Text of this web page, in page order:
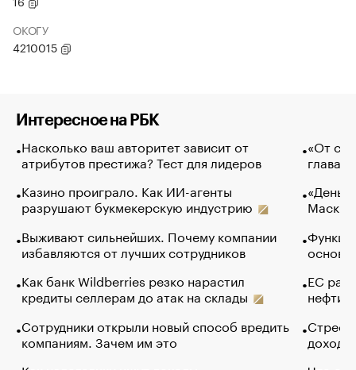
ОКОГУ
4210015
Интересное на РБК
Насколько ваш авторитет зависит от
атрибутов престижа? Тест для лидеров
Казино проиграло. Как ИИ-агенты
разрушают букмекерскую индустрию
Выживают сильнейших. Почему компании
избавляются от лучших сотрудников
Как банк Wildberries резко нарастил
кредиты селлерам до атак на склады
Сотрудники открыли новый способ вредить
компаниям. Зачем им это
«От
глава
Маск в
основ
ЕС
нефти